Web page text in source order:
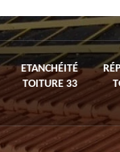
ETANCHÉITÉ
TOITURE 33